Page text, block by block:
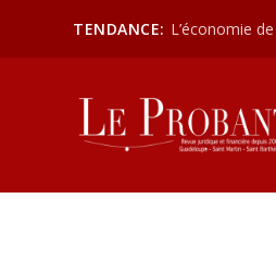
TENDANCE: L’économie